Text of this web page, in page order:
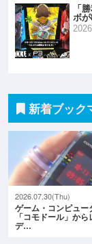
「
ボ
新着ブック
2026.07.30(Thu)
ゲーム・コンピュー
「コモドール」か
デ…